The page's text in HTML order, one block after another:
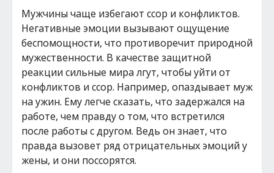
Мужчины чаще избегают ссор и конфликтов.
Негативные эмоции вызывают ощущение
беспомощности, что противоречит природной
мужественности. В качестве защитной
реакции сильные мира лгут, чтобы уйти от
конфликтов и ссор. Например, опаздывает муж
на ужин. Ему легче сказать, что задержался на
работе, чем правду о том, что встретился
после работы с другом. Ведь он знает, что
правда вызовет ряд отрицательных эмоций у
жены, и они поссорятся.